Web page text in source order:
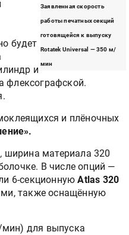
Заявленная скорость
работы печатных секций
готовящейся к выпуску
Rotatek Universal — 350 м/
мин
будет
и
флексографской.
и плёночных
ширина материала 320
В числе опций —
6-секционнуюAtlas 320
также оснащённую
для выпуска
анонсировала
гибридный УФ/3D-
G1X
запускает
утилизации»
В» расширяет ассортимент
для горячего тиснения